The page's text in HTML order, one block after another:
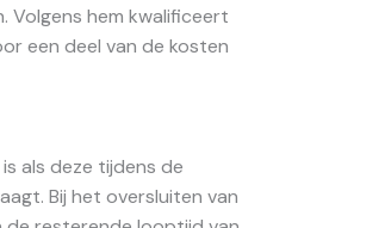
Volgens hem kwalificeert
een deel van de kosten
als deze tijdens de
Bij het oversluiten van